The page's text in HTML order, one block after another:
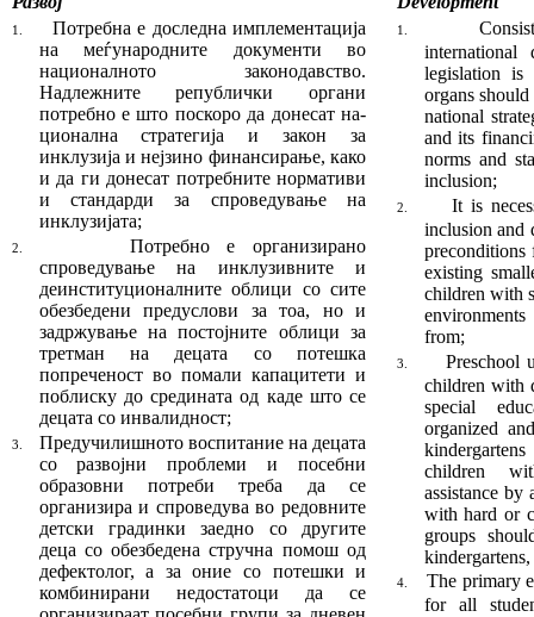
1.
Потребна е доследна имплементација
на ме­ѓу­народните документи во
националното за­ко­нодавство.
Надлежните републички орга­ни
потребно е што поскоро да донесат на­
цио­нална стратегија и закон за
инклузија и нејзино финансирање, како
и да ги донесат потребните нормативи
и стандарди за спро­ве­дување на
инклузијата;
2.
Потребно е организирано
спроведување на инклузивните и
деинституцио­нал­ните обли­ци со сите
обезбедени предуслови за тоа, но и
задржување на постојните облици за
трет­ман на децата со потешка
попреченост во по­мали капацитети и
поблиску до средината од каде што се
децата со инвалидност;
3.
Предучилишното воспитание на децата
со развојни проблеми и посебни
образовни по­тре­би треба да се
организира и спроведува во редовните
детски градинки заедно со дру­гите
деца со обезбедена стручна помош од
дефектолог, а за оние со потешки и
ком­би­нирани недостатоци да се
1.
international
legislation is
organs
national
and its
norms and
inclusion;
2.
It is
inclusion and
existing
children with
from;
3.
Preschool
chil­dren with
special
organized
children
assistance by
with hard or
groups
4.
The primary
for all